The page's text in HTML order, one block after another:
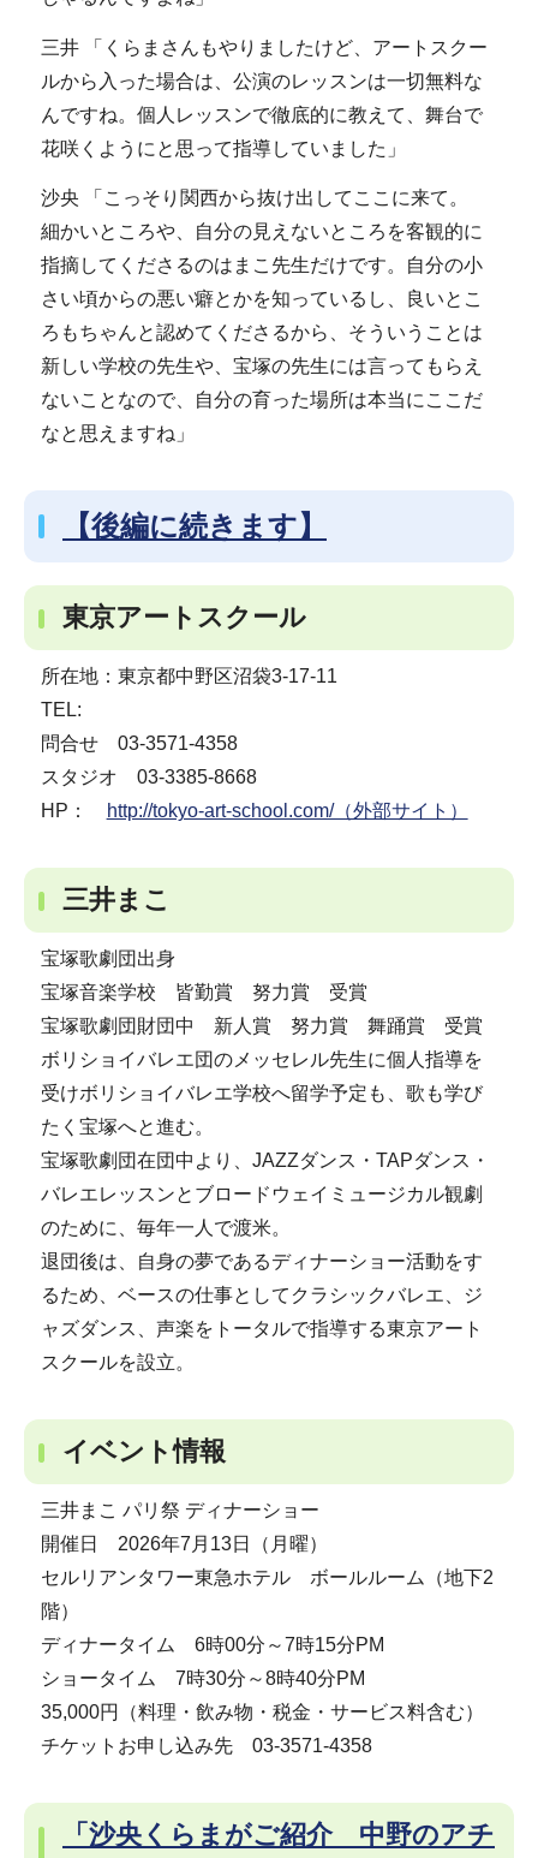
三井 「くらまさんもやりましたけど、アートスクー
ルから入った場合は、公演のレッスンは一切無料な
んですね。個人レッスンで徹底的に教えて、舞台で
花咲くようにと思って指導していました」
沙央 「こっそり関西から抜け出してここに来て。
細かいところや、自分の見えないところを客観的に
指摘してくださるのはまこ先生だけです。自分の小
さい頃からの悪い癖とかを知っているし、良いとこ
ろもちゃんと認めてくださるから、そういうことは
新しい学校の先生や、宝塚の先生には言ってもらえ
ないことなので、自分の育った場所は本当にここだ
なと思えますね」
【後編に続きます】
東京アートスクール
所在地：東京都中野区沼袋3-17-11
TEL:
問合せ 03-3571-4358
スタジオ 03-3385-8668
HP：
http://tokyo-art-school.com/（外部サイト）
三井まこ
宝塚歌劇団出身
宝塚音楽学校 皆勤賞 努力賞 受賞
宝塚歌劇団財団中 新人賞 努力賞 舞踊賞 受賞
ボリショイバレエ団のメッセレル先生に個人指導を
受けボリショイバレエ学校へ留学予定も、歌も学び
たく宝塚へと進む。
宝塚歌劇団在団中より、JAZZダンス・TAPダンス・
バレエレッスンとブロードウェイミュージカル観劇
のために、毎年一人で渡米。
退団後は、自身の夢であるディナーショー活動をす
るため、ベースの仕事としてクラシックバレエ、ジ
ャズダンス、声楽をトータルで指導する東京アート
スクールを設立。
イベント情報
三井まこ パリ祭 ディナーショー
開催日 2026年7月13日（月曜）
セルリアンタワー東急ホテル ボールルーム（地下2
階）
ディナータイム 6時00分～7時15分PM
ショータイム 7時30分～8時40分PM
35,000円（料理・飲み物・税金・サービス料含む）
チケットお申し込み先 03-3571-4358
「沙央くらまがご紹介 中野のアチ